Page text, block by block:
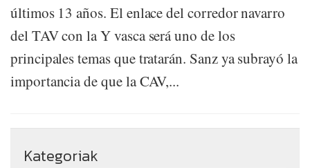
últimos 13 años. El enlace del corredor navarro
del TAV con la Y vasca será uno de los
principales temas que tratarán. Sanz ya subrayó la
importancia de que la CAV,...
Kategoriak